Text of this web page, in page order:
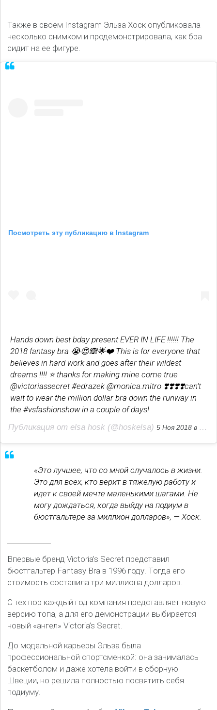
Также в своем Instagram Эльза Хоск опубликовала
несколько снимком и продемонстрировала, как бра
сидит на ее фигуре.
Посмотреть эту публикацию в Instagram
Hands down best bday present EVER IN LIFE !!!!!! The
2018 fantasy bra 😭😍🙈🌟❤️ This is for everyone that
believes in hard work and goes after their wildest
dreams !!!! ⭐️ thanks for making mine come true
@victoriassecret #edrazek @monica.mitro ❣️❣️❣️❣️can’t
wait to wear the million dollar bra down the runway in
the #vsfashionshow in a couple of days!
Публикация от elsa hosk (@hoskelsa) 5 Ноя 2018 в 12:09 PST
«Это лучшее, что со мной случалось в жизни.
Это для всех, кто верит в тяжелую работу и
идет к своей мечте маленькими шагами. Не
могу дождаться, когда выйду на подиум в
бюстгальтере за миллион долларов», — Хоск.
Впервые бренд Victoria’s Secret представил
бюстгальтер Fantasy Bra в 1996 году. Тогда его
стоимость составила три миллиона долларов.
С тех пор каждый год компания представляет новую
версию топа, а для его демонстрации выбирается
новый «ангел» Victoria’s Secret.
До модельной карьеры Эльза была
профессиональной спортсменкой: она занималась
баскетболом и даже хотела войти в сборную
Швеции, но решила полностью посвятить себя
подиуму.